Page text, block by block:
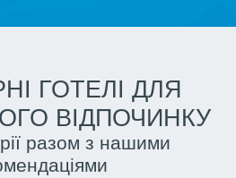
ГОТЕЛІ ДЛЯ
ВІДПОЧИНКУ
разом з нашими